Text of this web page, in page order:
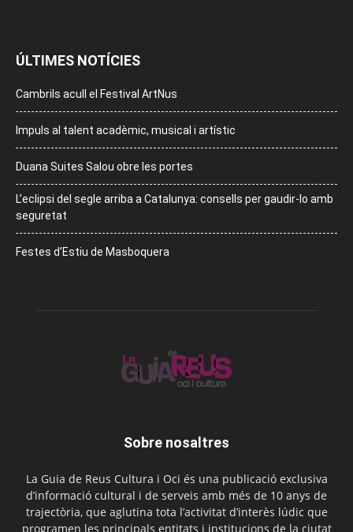
ÚLTIMES NOTÍCIES
Cambrils acull el Festival ArtNus
Impuls al talent acadèmic, musical i artístic
Duana Suites Salou obre les portes
L’eclipsi del segle arriba a Catalunya: consells per gaudir-lo amb
seguretat
Festes d’Estiu de Masboquera
Sobre nosaltres
La Guia de Reus Cultura i Oci és una publicació exclusiva
d’informació cultural i de serveis amb més de 10 anys de
trajectòria, que aglutina tota l’activitat d’interès lúdic que
programen les principals entitats i institucions de la ciutat